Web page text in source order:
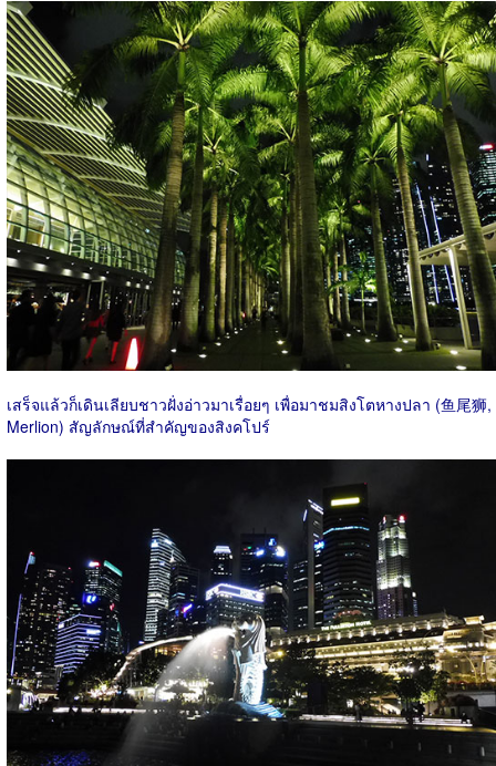
เสร็จแล้วก็เดินเลียบชาวฝั่งอ่าวมาเรื่อยๆ เพื่อมาชมสิงโตหางปลา (鱼尾狮,
Merlion) สัญลักษณ์ที่สำคัญของสิงคโปร์